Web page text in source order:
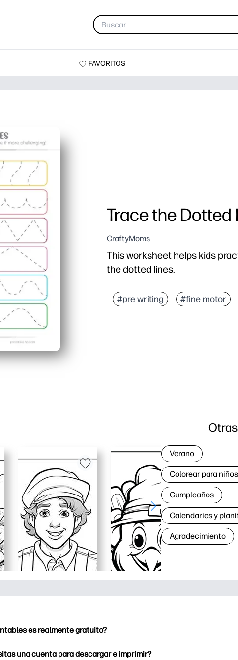
FAVORITOS
Trace the Dotted
CraftyMoms
This worksheet helps kids
the dotted lines.
#pre writing #fine motor
Verano
Colorear para niños
Cumpleaños
Calendarios y
Agradecimiento
es realmente gratuito?
una cuenta para descargar e imprimir?